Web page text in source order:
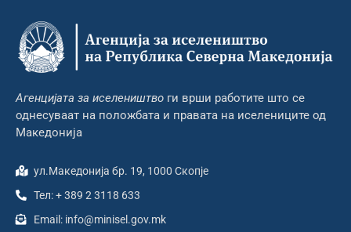
Агенцијата за иселеништво ги врши работите што се
однесуваат на положбата и правата на иселениците од
Македонија
ул.Македонија бр. 19, 1000 Скопје
Тел: + 389 2 3118 633
Email: info@minisel.gov.mk